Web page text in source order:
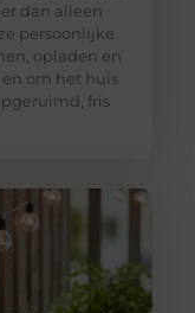
dan alleen
persoonlijke
opladen en
om het huis
fris